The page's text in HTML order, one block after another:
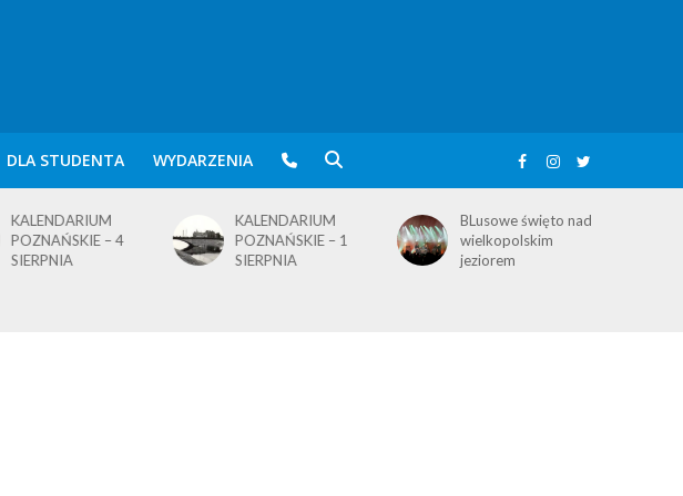
DLA STUDENTA WYDARZENIA
KALENDARIUM
POZNAŃSKIE – 1
SIERPNIA
BLusowe święto nad
wielkopolskim
jeziorem
KALENDARIUM
POZNAŃSKIE – 3
SIERPNIA